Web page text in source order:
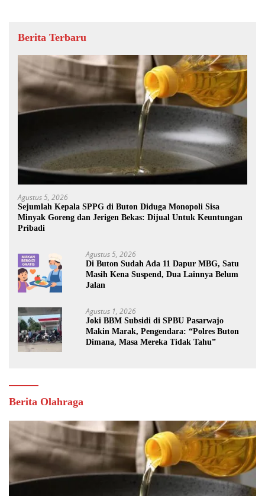
Berita Terbaru
Agustus 5, 2026
Sejumlah Kepala SPPG di Buton Diduga Monopoli Sisa
Minyak Goreng dan Jerigen Bekas: Dijual Untuk Keuntungan
Pribadi
Agustus 5, 2026
Di Buton Sudah Ada 11 Dapur MBG, Satu
Masih Kena Suspend, Dua Lainnya Belum
Jalan
Agustus 1, 2026
Joki BBM Subsidi di SPBU Pasarwajo
Makin Marak, Pengendara: “Polres Buton
Dimana, Masa Mereka Tidak Tahu”
Berita Olahraga